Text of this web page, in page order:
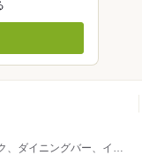
イニングバー、インド料理